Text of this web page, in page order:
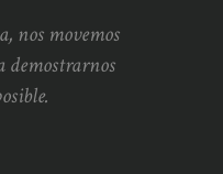
nos movemos